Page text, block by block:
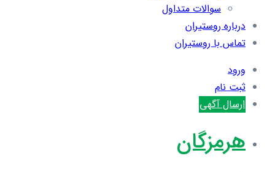
سوالات متداول
درباره روستیران
تماس با روستیران
ورود
ثبت نام
ارسال آگهی
هرمزگان